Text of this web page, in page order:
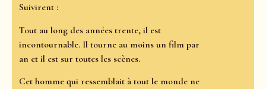
Suivirent :
Tout au long des années trente, il est
incontournable. Il tourne au moins un film par
an et il est sur toutes les scènes.
Cet homme qui ressemblait à tout le monde ne